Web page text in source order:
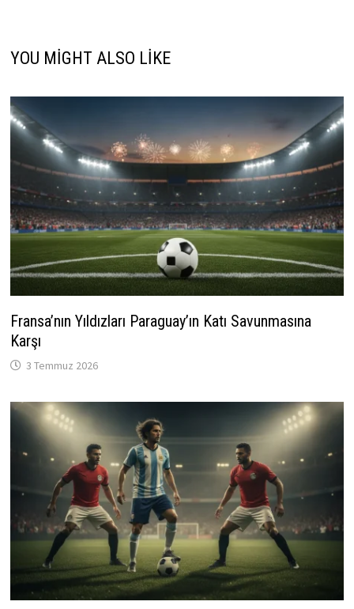
YOU MIGHT ALSO LIKE
Fransa’nın Yıldızları Paraguay’ın Katı Savunmasına
Karşı
3 Temmuz 2026